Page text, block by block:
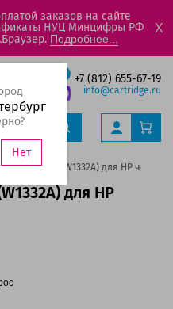
заказов на сайте
НУЦ Минцифры РФ
Подробнее...
X
+7 (812) 655-67-19
info@cartridge.ru
Нет
SP 332A (W1332A) для HP черный
для HP